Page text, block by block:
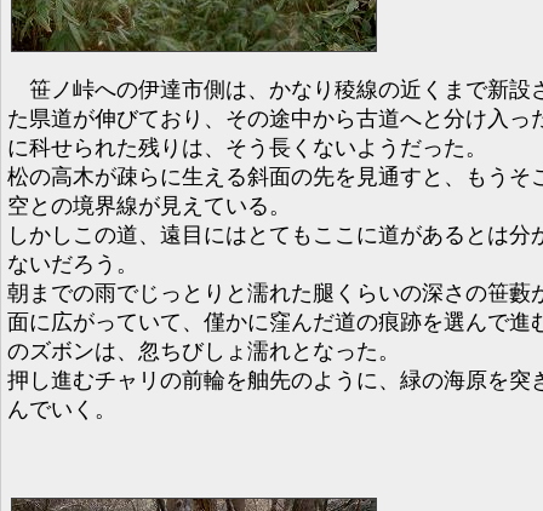
笹ノ峠への伊達市側は、かなり稜線の近くまで新設
た県道が伸びており、その途中から古道へと分け入っ
に科せられた残りは、そう長くないようだった。
松の高木が疎らに生える斜面の先を見通すと、もうそ
空との境界線が見えている。
しかしこの道、遠目にはとてもここに道があるとは分
ないだろう。
朝までの雨でじっとりと濡れた腿くらいの深さの笹藪
面に広がっていて、僅かに窪んだ道の痕跡を選んで進
のズボンは、忽ちびしょ濡れとなった。
押し進むチャリの前輪を舳先のように、緑の海原を突
んでいく。